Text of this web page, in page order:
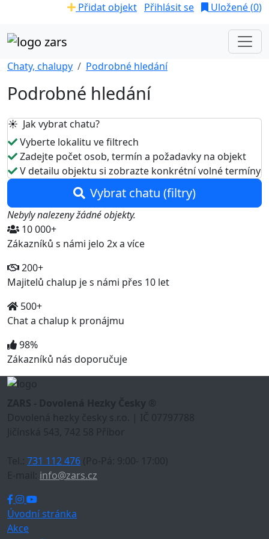
Přidat objekt Přihlásit se Uložené (0)
Chaty, chalupy Podrobné hledání
Podrobné hledání
☀️ Jak vybrat chatu?
Vyberte lokalitu ve filtrech
Zadejte počet osob, termín a požadavky na objekt
V detailu objektu si zobrazte konkrétní volné termíny
Vybrat chatu (filtry)
Nebyly nalezeny žádné objekty.
10 000+
Zákazníků s námi jelo 2x a více
200+
Majitelů chalup je s námi přes 10 let
500+
Chat a chalup k pronájmu
98%
Zákazníků nás doporučuje
ZARS - Dovolená Hezky Česky ®
Dovolená hezky česky s.r.o. | IČ 07797788
Jičínská 543, 742 58 Příbor
Tel.: 731 112 476 (Po-Pá: 9:00- 17:00)
E-mail: info@zars.cz
Úvodní stránka
Akce